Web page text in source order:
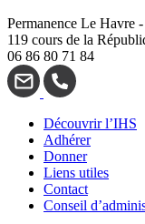
Permanence Le Havre
119 cours de la
06 86 80 71 84
Découvrir l’IHS
Adhérer
Donner
Liens utiles
Contact
Conseil